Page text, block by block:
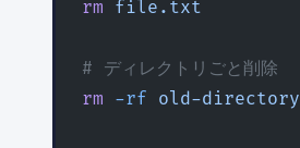
rm file.txt
# ディレクトリごと削除
rm -rf old-